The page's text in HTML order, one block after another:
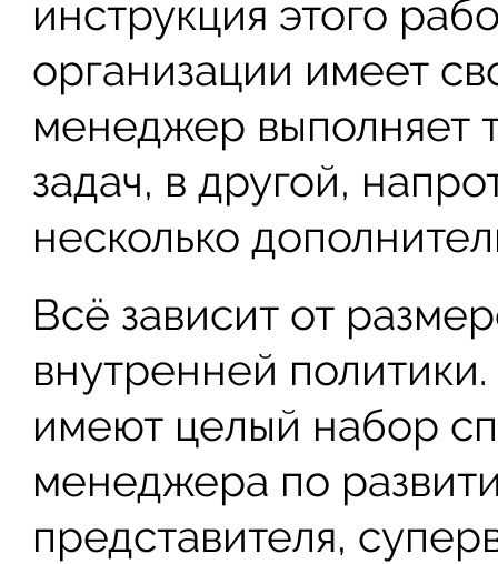
инструкция этого
организации имеет
менеджер выполняет
задач, в другой,
несколько
Всё зависит от
внутренней
имеют целый набор
менеджера по
представителя,